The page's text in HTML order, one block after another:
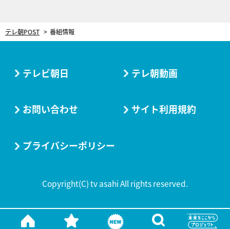
テレ朝POST 番組情報
テレビ朝日 テレ朝動画
お問い合わせ サイト利用規約
プライバシーポリシー
Copyright(C) tv asahi All rights reserved.